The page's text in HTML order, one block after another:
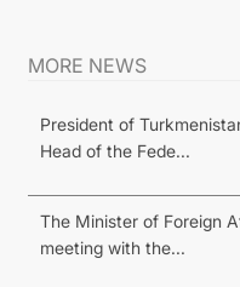
MORE NEWS
President of
Head of the Fede...
The Minister of Foreign
meeting with the...